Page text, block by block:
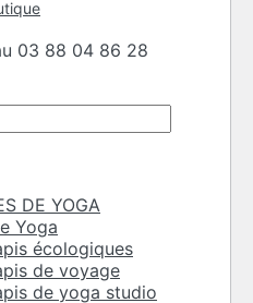
03 88 04 86 28
DE YOGA
Yoga
écologiques
de voyage
de yoga studio